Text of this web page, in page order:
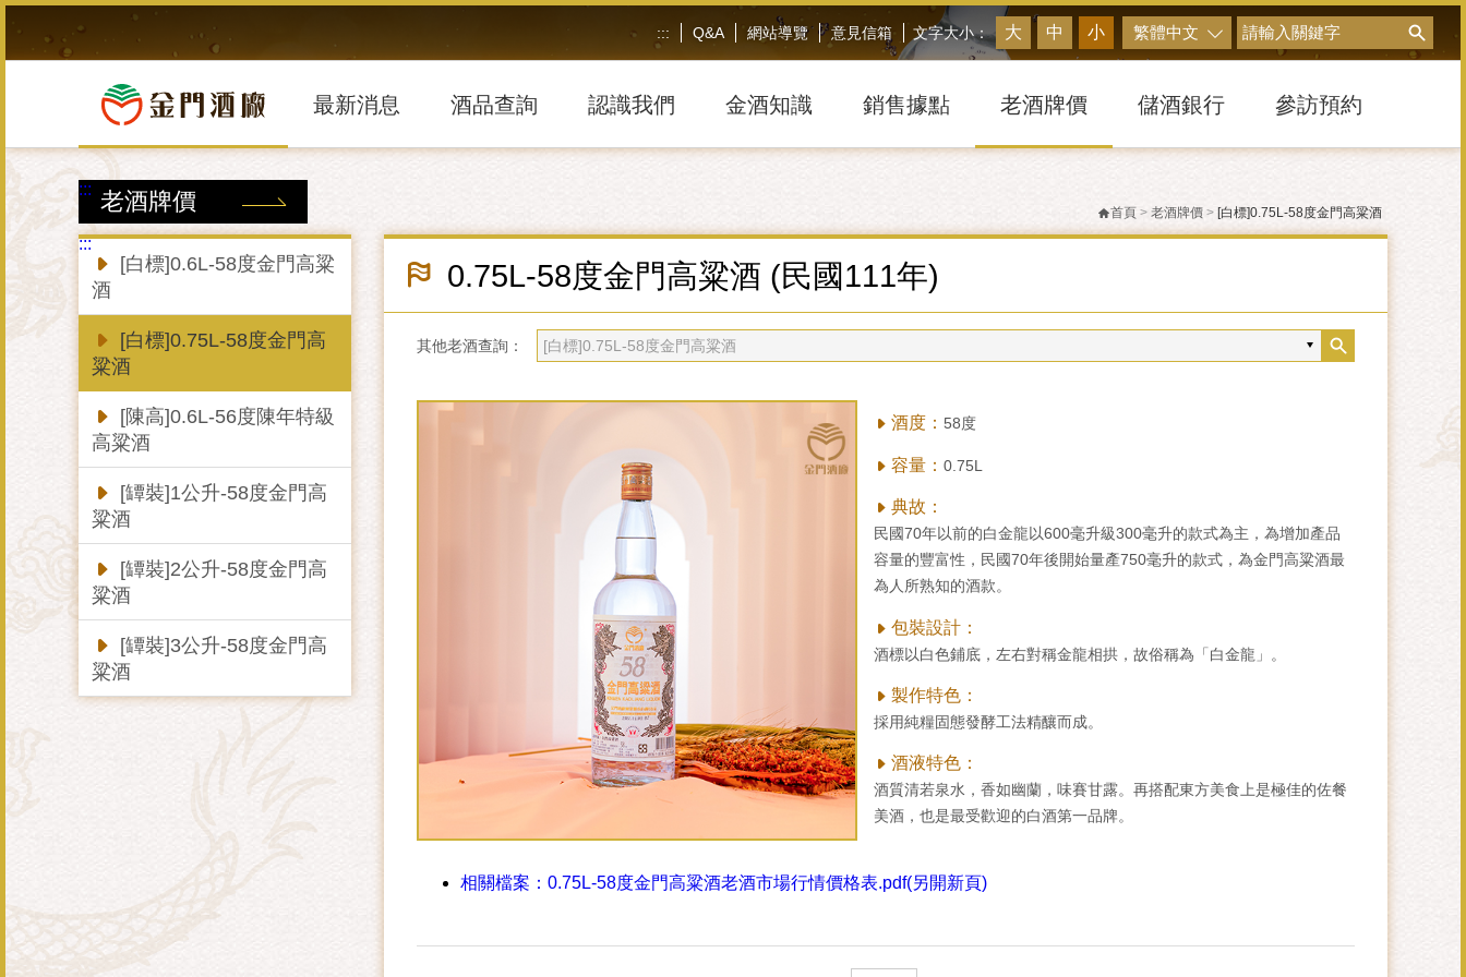
到
塊
搜尋
繁體中文
文字大小： 大 中 小
::: Q&A 網站導覽 意見信箱
最新消息 酒品查詢 認識我們 金酒知識 銷售據點 老酒牌價 儲酒銀行 參訪預約
:::
:::
老酒牌價
[白標]0.6L-58度金門高粱
酒
[白標]0.75L-58度金門高
粱酒
[陳高]0.6L-56度陳年特級
高粱酒
[罈裝]1公升-58度金門高
粱酒
[罈裝]2公升-58度金門高
粱酒
[罈裝]3公升-58度金門高
粱酒
首頁 > 老酒牌價 > [白標]0.75L-58度金門高粱酒
0.75L-58度金門高粱酒 (民國111年)
其他老酒查詢：
酒度： 58度
容量： 0.75L
典故：
民國70年以前的白金龍以600毫升級300毫升的款式為主，為增加產品
容量的豐富性，民國70年後開始量產750毫升的款式，為金門高粱酒最
為人所熟知的酒款。
包裝設計：
酒標以白色鋪底，左右對稱金龍相拱，故俗稱為「白金龍」。
製作特色：
採用純糧固態發酵工法精釀而成。
酒液特色：
酒質清若泉水，香如幽蘭，味賽甘露。再搭配東方美食上是極佳的佐餐
美酒，也是最受歡迎的白酒第一品牌。
相關檔案： 0.75L-58度金門高粱酒老酒市場行情價格表.pdf(另開新頁)